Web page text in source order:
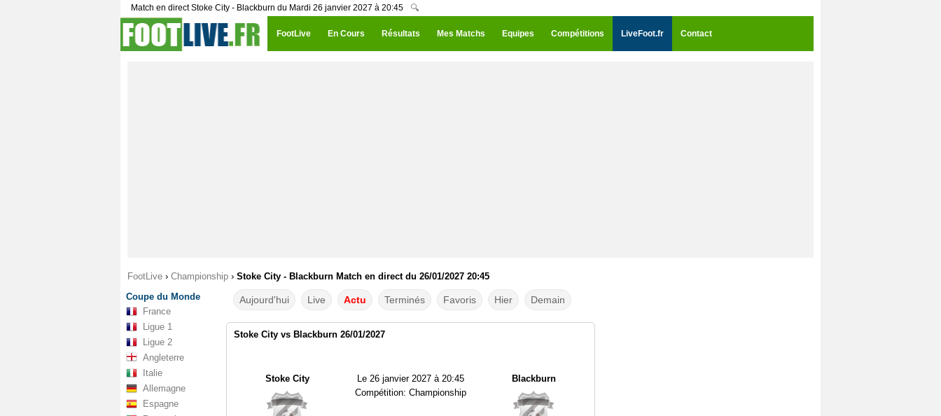
Match en direct Stoke City - Blackburn du Mardi 26 janvier 2027 à 20:45 🔍
FootLive En Cours Résultats Mes Matchs Equipes Compétitions LiveFoot.fr Contact
FootLive › Championship › Stoke City - Blackburn Match en direct du 26/01/2027 20:45
Coupe du Monde
France
Ligue 1
Ligue 2
Angleterre
Italie
Allemagne
Espagne
Aujourd'hui Live Actu Terminés Favoris Hier Demain
Stoke City vs Blackburn 26/01/2027
Stoke City Le 26 janvier 2027 à 20:45
Compétition: Championship
Blackburn